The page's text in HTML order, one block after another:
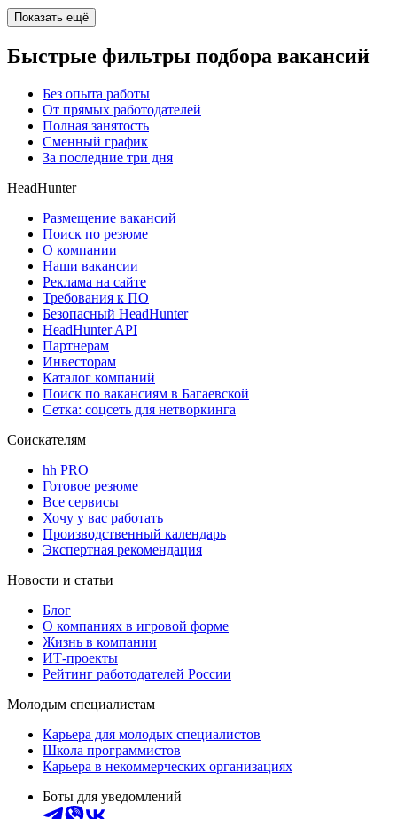
Показать ещё
Быстрые фильтры подбора вакансий
Без опыта работы
От прямых работодателей
Полная занятость
Сменный график
За последние три дня
HeadHunter
Размещение вакансий
Поиск по резюме
О компании
Наши вакансии
Реклама на сайте
Требования к ПО
Безопасный HeadHunter
HeadHunter API
Партнерам
Инвесторам
Каталог компаний
Поиск по вакансиям в Багаевской
Сетка: соцсеть для нетворкинга
Соискателям
hh PRO
Готовое резюме
Все сервисы
Хочу у вас работать
Производственный календарь
Экспертная рекомендация
Новости и статьи
Блог
О компаниях в игровой форме
Жизнь в компании
ИТ-проекты
Рейтинг работодателей России
Молодым специалистам
Карьера для молодых специалистов
Школа программистов
Карьера в некоммерческих организациях
Боты для уведомлений